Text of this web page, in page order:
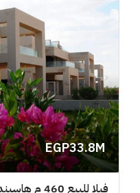
EGP33.8M
فيلا للبيع 460 م هاسيندا باي